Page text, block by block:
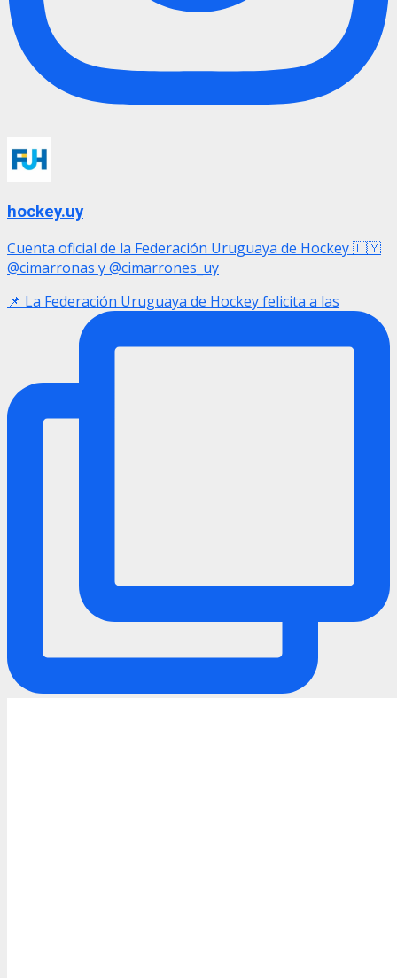
hockey.uy
Cuenta oficial de la Federación Uruguaya de Hockey 🇺🇾
@cimarronas y @cimarrones_uy
📌 La Federación Uruguaya de Hockey felicita a las